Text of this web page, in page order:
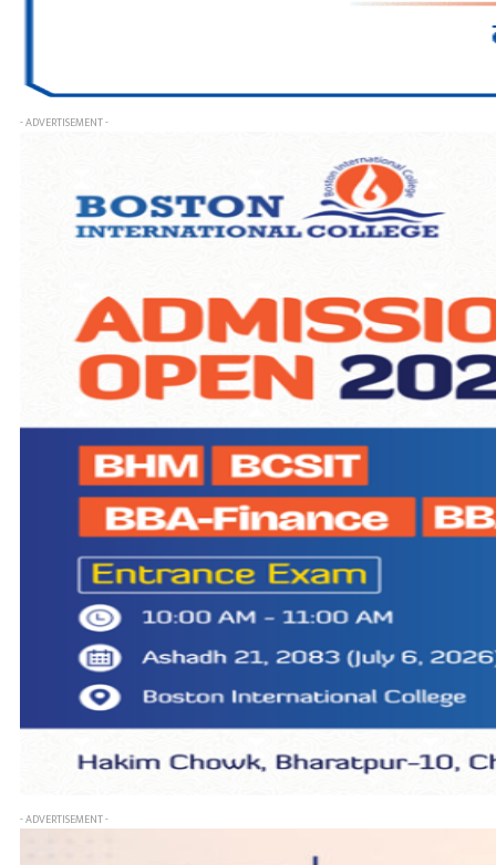
- ADVERTISEMENT -
- ADVERTISEMENT -